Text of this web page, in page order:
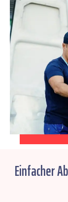
Einfacher